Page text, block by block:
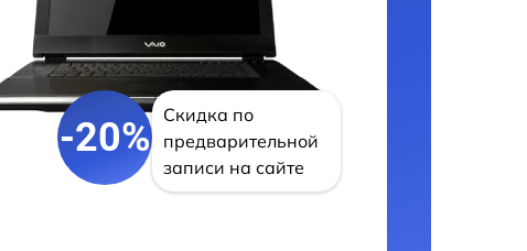
-20%
Скидка по
предварительной
записи на сайте